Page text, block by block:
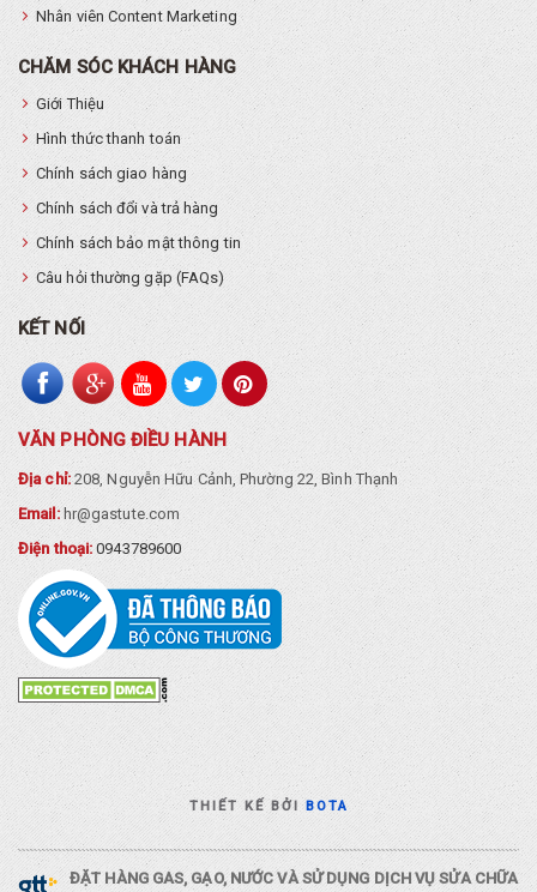
Nhân viên Content Marketing
CHĂM SÓC KHÁCH HÀNG
Giới Thiệu
Hình thức thanh toán
Chính sách giao hàng
Chính sách đổi và trả hàng
Chính sách bảo mật thông tin
Câu hỏi thường gặp (FAQs)
KẾT NỐI
VĂN PHÒNG ĐIỀU HÀNH
Địa chỉ:208, Nguyễn Hữu Cảnh, Phường 22, Bình Thạnh
Email: hr@gastute.com
Điện thoại:0943789600
THIẾT KẾ BỞIBOTA
ĐẶT HÀNG GAS, GẠO, NƯỚC VÀ SỬ DỤNG DỊCH VỤ SỬA CHỮA